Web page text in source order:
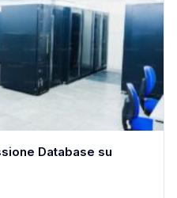
Database su